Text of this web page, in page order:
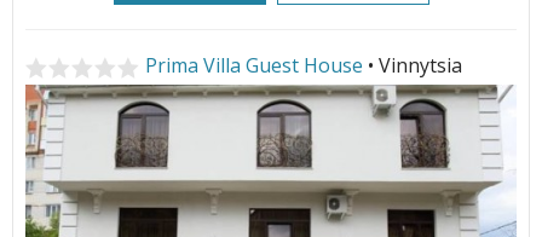
Prima Villa Guest House • Vinnytsia